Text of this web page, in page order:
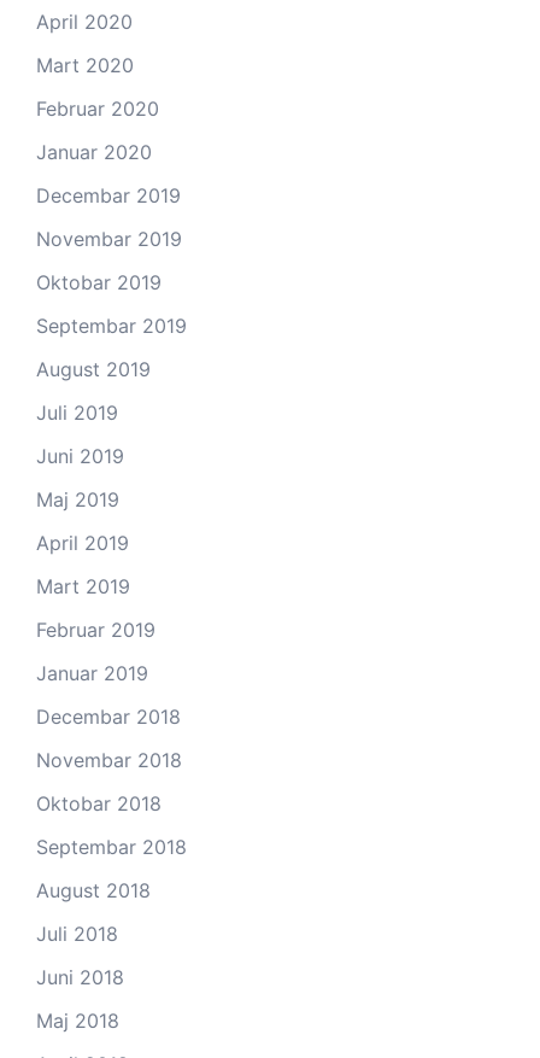
April 2020
Mart 2020
Februar 2020
Januar 2020
Decembar 2019
Novembar 2019
Oktobar 2019
Septembar 2019
August 2019
Juli 2019
Juni 2019
Maj 2019
April 2019
Mart 2019
Februar 2019
Januar 2019
Decembar 2018
Novembar 2018
Oktobar 2018
Septembar 2018
August 2018
Juli 2018
Juni 2018
Maj 2018